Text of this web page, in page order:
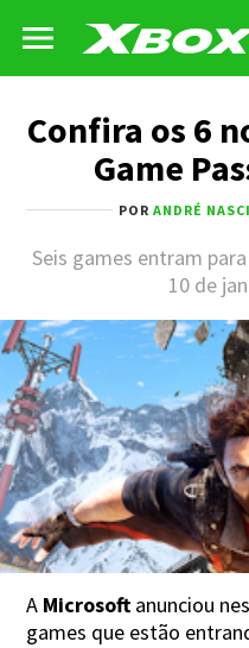
Confira os 6
Game
POR ANDRÉ
Seis games entram
10 de
A Microsoft anunciou
games que estão